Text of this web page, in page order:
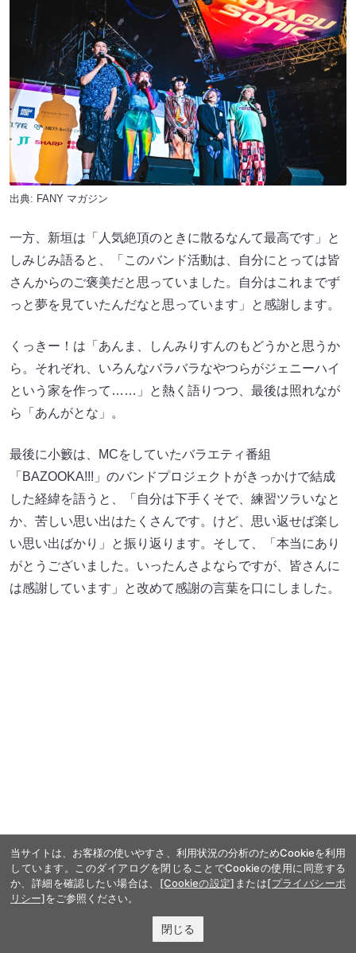
出典: FANY マガジン
一方、新垣は「人気絶頂のときに散るなんて最高です」と
しみじみ語ると、「このバンド活動は、自分にとっては皆
さんからのご褒美だと思っていました。自分はこれまでず
っと夢を見ていたんだなと思っています」と感謝します。
くっきー！は「あんま、しんみりすんのもどうかと思うか
ら。それぞれ、いろんなバラバラなやつらがジェニーハイ
という家を作って……」と熱く語りつつ、最後は照れなが
ら「あんがとな」。
最後に小籔は、MCをしていたバラエティ番組
「BAZOOKA!!!」のバンドプロジェクトがきっかけで結成
した経緯を語うと、「自分は下手くそで、練習ツラいなと
か、苦しい思い出はたくさんです。けど、思い返せば楽し
い思い出ばかり」と振り返ります。そして、「本当にあり
がとうございました。いったんさよならですが、皆さんに
は感謝しています」と改めて感謝の言葉を口にしました。
出典:FANY マガジン
82歳の池乃めだか、たったひとつの悔い
当サイトは、お客様の使いやすさ、利用状況の分析のためCookieを利用
しています。このダイアログを閉じることでCookieの使用に同意する
か、詳細を確認したい場合は、 [Cookieの設定] または[プライバシーポ
リシー]をご参照ください。
閉じる